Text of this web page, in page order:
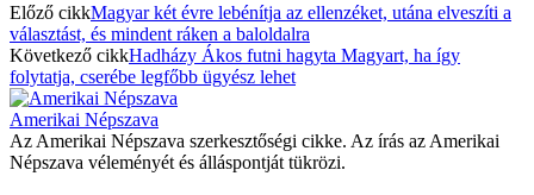
Előző cikkMagyar két évre lebénítja az ellenzéket, utána elveszíti a
választást, és mindent ráken a baloldalra
Következő cikkHadházy Ákos futni hagyta Magyart, ha így
folytatja, cserébe legfőbb ügyész lehet
Amerikai Népszava
Az Amerikai Népszava szerkesztőségi cikke. Az írás az Amerikai
Népszava véleményét és álláspontját tükrözi.